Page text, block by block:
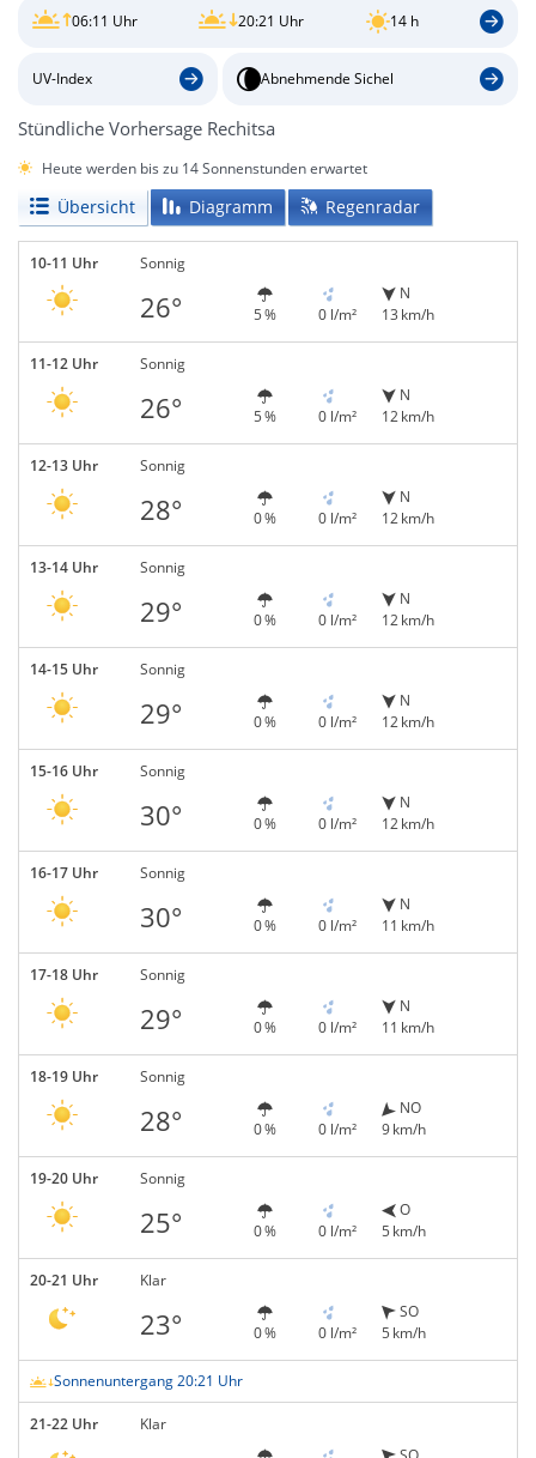
06:11 Uhr 20:21 Uhr 14 h
UV-Index Abnehmende Sichel
Stündliche Vorhersage Rechitsa
Heute werden bis zu 14 Sonnenstunden erwartet
Übersicht Diagramm Regenradar
10-11 Uhr Sonnig
26° 5 % 0 l/m²
N
13 km/h
11-12 Uhr Sonnig
26° 5 % 0 l/m²
N
12 km/h
12-13 Uhr Sonnig
28° 0 % 0 l/m²
N
12 km/h
13-14 Uhr Sonnig
29° 0 % 0 l/m²
N
12 km/h
14-15 Uhr Sonnig
29° 0 % 0 l/m²
N
12 km/h
15-16 Uhr Sonnig
30° 0 % 0 l/m²
N
12 km/h
16-17 Uhr Sonnig
30° 0 % 0 l/m²
N
11 km/h
17-18 Uhr Sonnig
29° 0 % 0 l/m²
N
11 km/h
18-19 Uhr Sonnig
28° 0 % 0 l/m²
NO
9 km/h
19-20 Uhr Sonnig
25° 0 % 0 l/m²
O
5 km/h
20-21 Uhr Klar
23° 0 % 0 l/m²
SO
5 km/h
Sonnenuntergang 20:21 Uhr
21-22 Uhr Klar